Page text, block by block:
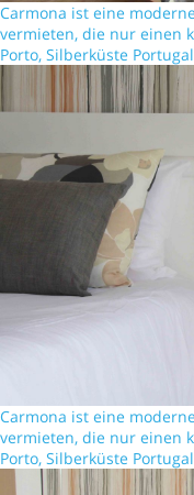
Carmona ist eine
vermieten, die nur einen
Porto, Silberküste
Carmona ist eine
vermieten, die nur einen
Porto, Silberküste